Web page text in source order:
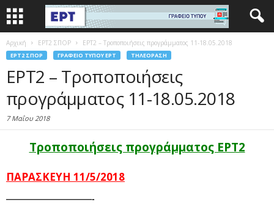
Αρχική EΡΤ2 ΣΠΟΡ ΕΡΤ2 – Τροποποιήσεις προγράμματος 11-18.05.2018
EΡΤ2 ΣΠΟΡ ΓΡΑΦΕΊΟ ΤΎΠΟΥ ΕΡΤ ΤΗΛΕΌΡΑΣΗ
ΕΡΤ2 – Τροποποιήσεις
προγράμματος 11-18.05.2018
7 Μαΐου 2018
Τροποποιήσεις προγράμματος ΕΡΤ2
ΠΑΡΑΣΚΕΥΗ 11/5/2018
——————————-